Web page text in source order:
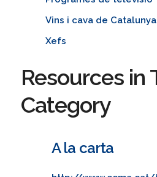
Vins i cava de Catalunya
Xefs
Resources in
Category
A la carta